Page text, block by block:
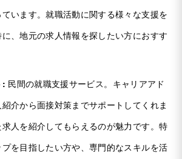
います。就職活動に関する様々な支援を
、地元の求人情報を探したい方におすす
: 民間の就職支援サービス。キャリアアド
介から面接対策までサポートしてくれま
人を紹介してもらえるのが魅力です。特
を目指したい方や、専門的なスキルを活